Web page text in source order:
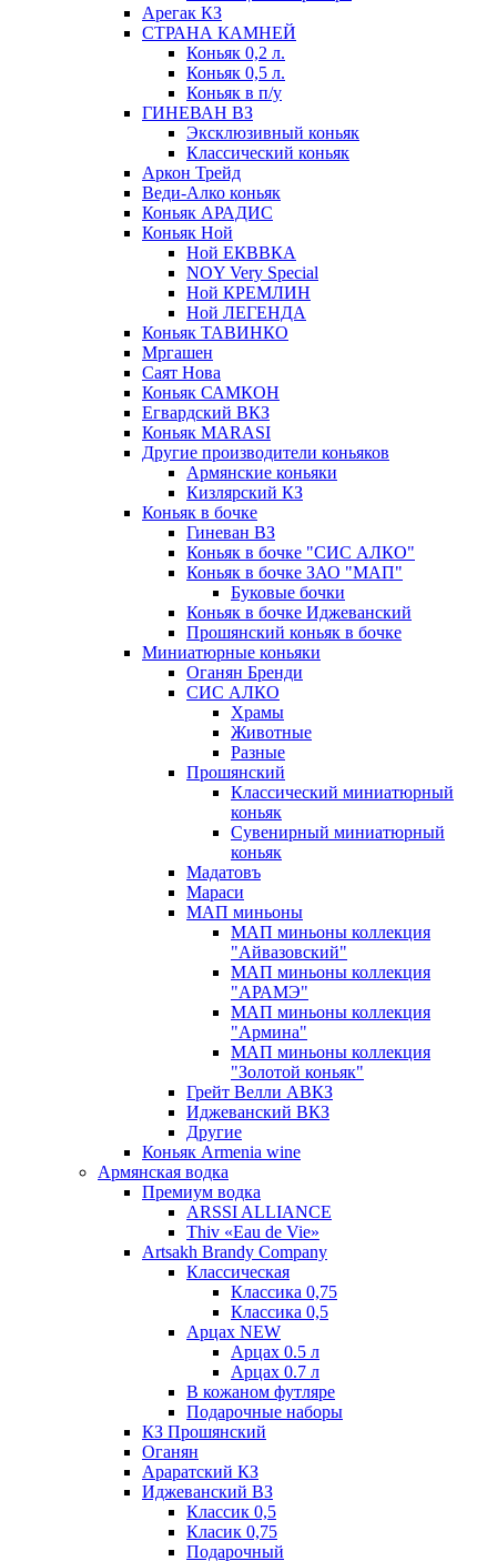
Арегак КЗ
СТРАНА КАМНЕЙ
Коньяк 0,2 л.
Коньяк 0,5 л.
Коньяк в п/у
ГИНЕВАН ВЗ
Эксклюзивный коньяк
Классический коньяк
Аркон Трейд
Веди-Алко коньяк
Коньяк АРАДИС
Коньяк Ной
Ной ЕКВВКА
NOY Very Special
Ной КРЕМЛИН
Ной ЛЕГЕНДА
Коньяк ТАВИНКО
Мргашен
Саят Нова
Коньяк САМКОН
Егвардский ВКЗ
Коньяк MARASI
Другие производители коньяков
Армянские коньяки
Кизлярский КЗ
Коньяк в бочке
Гиневан ВЗ
Коньяк в бочке "СИС АЛКО"
Коньяк в бочке ЗАО "МАП"
Буковые бочки
Коньяк в бочке Иджеванский
Прошянский коньяк в бочке
Миниатюрные коньяки
Оганян Бренди
СИС АЛКО
Храмы
Животные
Разные
Прошянский
Классический миниатюрный
коньяк
Сувенирный миниатюрный
коньяк
Мадатовъ
Мараси
МАП миньоны
МАП миньоны коллекция
"Айвазовский"
МАП миньоны коллекция
"АРАМЭ"
МАП миньоны коллекция
"Армина"
МАП миньоны коллекция
"Золотой коньяк"
Грейт Велли АВКЗ
Иджеванский ВКЗ
Другие
Коньяк Armenia wine
Армянская водка
Премиум водка
ARSSI ALLIANCE
Thiv «Eau de Vie»
Artsakh Brandy Company
Классическая
Классика 0,75
Классика 0,5
Арцах NEW
Арцах 0.5 л
Арцах 0.7 л
В кожаном футляре
Подарочные наборы
КЗ Прошянский
Оганян
Араратский КЗ
Иджеванский ВЗ
Классик 0,5
Класик 0,75
Подарочный